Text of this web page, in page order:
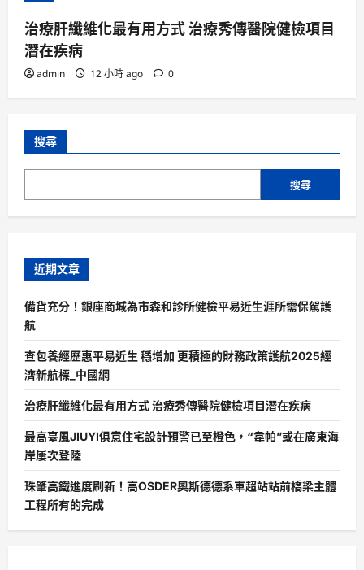
治療肝纖維化最有用方式 治療秀傳醫院健檢項目
潛在疾病
admin 12 小時 ago 0
搜尋
搜尋
近期文章
備貨充分！銀座商城為市森和診所健檢平易近生涯所需保駕護
航
查包養經歷惠平易近生 穩增加 更積極的財務政策護航2025經
濟新航標_中國網
治療肝纖維化最有用方式 治療秀傳醫院健檢項目潛在疾病
最高臺風JIUYI俱意住宅設計預警已至橙色，“韋帕”或在廣東海
岸屢次登陸
珠肇高鐵進度刷新！高OSDER奧斯德德系車超站站前橋梁主體
工程所有的完成